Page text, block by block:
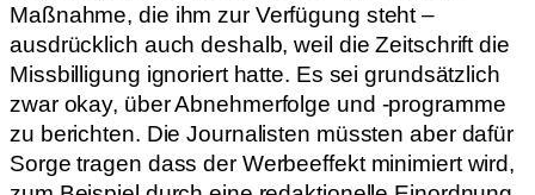
Maßnahme, die ihm zur Verfügung steht –
ausdrücklich auch deshalb, weil die Zeitschrift die
Missbilligung ignoriert hatte. Es sei grundsätzlich
zwar okay, über Abnehmerfolge und -programme
zu berichten. Die Journalisten müssten aber dafür
Sorge tragen dass der Werbeeffekt minimiert wird,